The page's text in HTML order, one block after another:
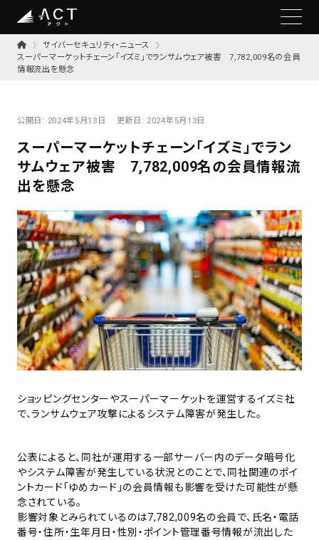
サイバーセキュリティ・ニュース
スーパーマーケットチェーン「イズミ」でランサムウェア被害 7,782,009名の会員
情報流出を懸念
公開日: 2024年5月13日 更新日: 2024年5月13日
スーパーマーケットチェーン「イズミ」でラン
サムウェア被害 7,782,009名の会員情報流
出を懸念
ショッピングセンターやスーパーマーケットを運営するイズミ社
で、ランサムウェア攻撃によるシステム障害が発生した。
公表によると、同社が運用する一部サーバー内のデータ暗号化
やシステム障害が発生している状況とのことで、同社関連のポイ
ントカード「ゆめカード」の会員情報も影響を受けた可能性が懸
念されている。
影響対象とみられているのは7,782,009名の会員で、氏名・電話
番号・住所・生年月日・性別・ポイント管理番号情報が流出した